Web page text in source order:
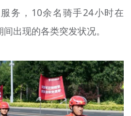
金
+
务，10余名骑手24小时在
出现的各类突发状况。